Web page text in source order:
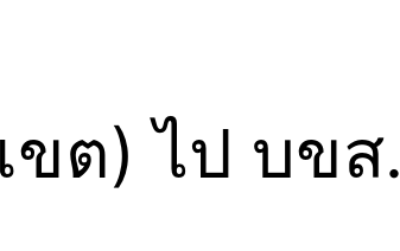
ขต) ไป บขส.